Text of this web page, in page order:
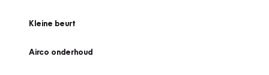
Kleine beurt
Airco onderhoud